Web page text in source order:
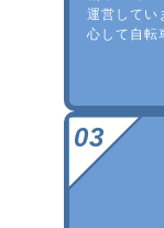
運営してい
心して自転